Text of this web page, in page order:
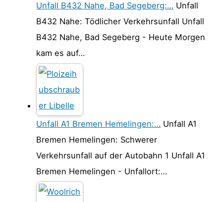
Unfall B432 Nahe, Bad Segeberg:… Unfall
B432 Nahe: Tödlicher Verkehrsunfall Unfall
B432 Nahe, Bad Segeberg - Heute Morgen
kam es auf…
Unfall A1 Bremen Hemelingen:… Unfall A1
Bremen Hemelingen: Schwerer
Verkehrsunfall auf der Autobahn 1 Unfall A1
Bremen Hemelingen - Unfallort:…